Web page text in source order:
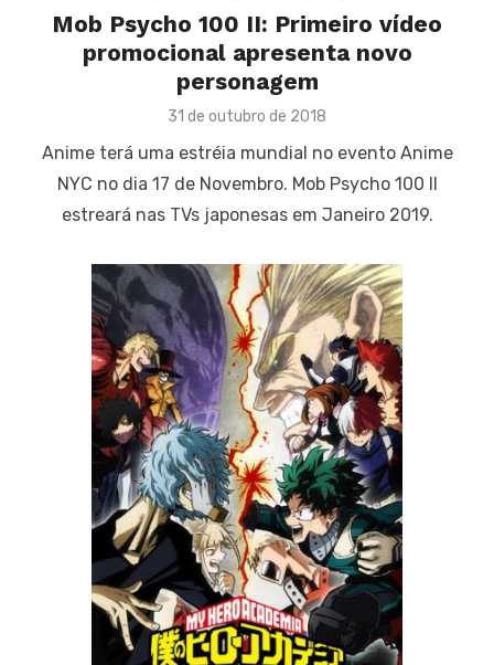
Mob Psycho 100 II: Primeiro vídeo
promocional apresenta novo
personagem
Posted
31 de outubro de 2018
Anime terá uma estréia mundial no evento Anime
NYC no dia 17 de Novembro. Mob Psycho 100 II
estreará nas TVs japonesas em Janeiro 2019.